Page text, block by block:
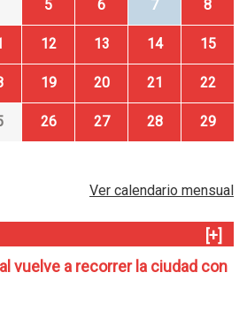
5 6 7 8
12 13 14 15
19 20 21 22
26 27 28 29
Ver calendario mensual
[+]
vuelve a recorrer la ciudad con